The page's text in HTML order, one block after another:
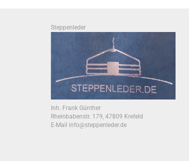
Steppenleder
Inh. Frank Günther
Rheinbabenstr. 179, 47809 Krefeld
E-Mail info@steppenleder.de